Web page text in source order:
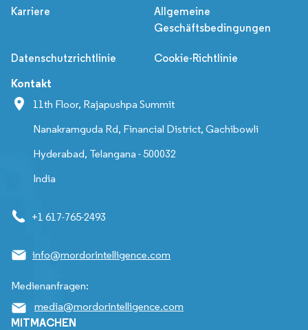
Karriere
Allgemeine
Geschäftsbedingungen
Datenschutzrichtlinie Cookie-Richtlinie
Kontakt
11th Floor, Rajapushpa Summit
Nanakramguda Rd, Financial District, Gachibowli
Hyderabad, Telangana - 500032
India
+1 617-765-2493
info@mordorintelligence.com
Medienanfragen:
media@mordorintelligence.com
MITMACHEN